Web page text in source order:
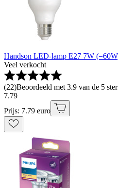
Handson LED-lamp E27 7W
Veel verkocht
(22)Beoordeeld met 3.9 van de 5
7.79
Prijs: 7.79 euro